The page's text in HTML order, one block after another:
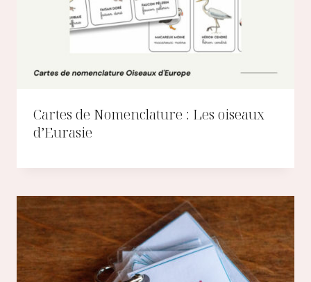
Cartes de Nomenclature : Les oiseaux
d’Eurasie